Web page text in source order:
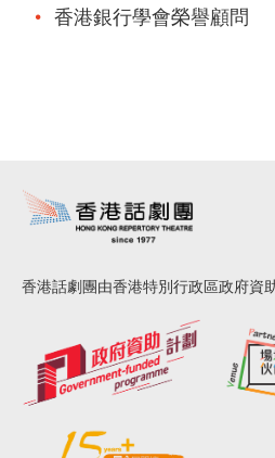
香港銀行學會榮譽顧問
香港話劇團由香港特別行政區政府資